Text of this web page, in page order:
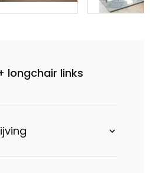
longchair links